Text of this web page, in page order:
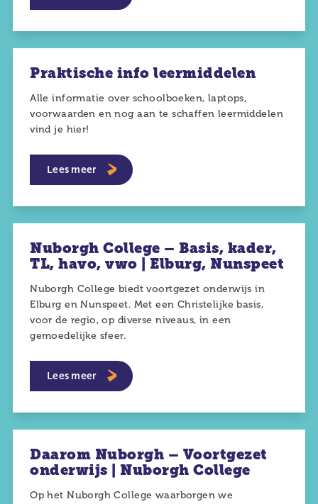
Praktische info leermiddelen
Alle informatie over schoolboeken, laptops,
voorwaarden en nog aan te schaffen leermiddelen
vind je hier!
Lees meer
Nuborgh College – Basis, kader,
TL, havo, vwo | Elburg, Nunspeet
Nuborgh College biedt voortgezet onderwijs in
Elburg en Nunspeet. Met een Christelijke basis,
voor de regio, op diverse niveaus, in een
gemoedelijke sfeer.
Lees meer
Daarom Nuborgh – Voortgezet
onderwijs | Nuborgh College
Op het Nuborgh College waarborgen we